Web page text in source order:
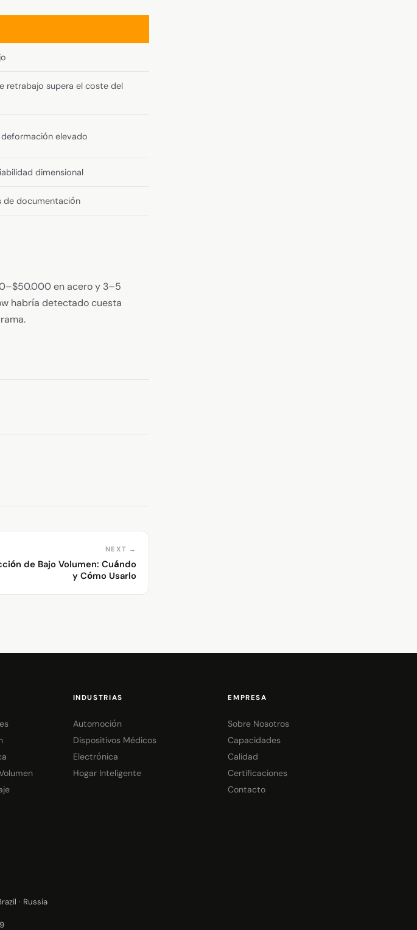
retrabajo supera el coste del
deformación elevado
dimensional
de documentación
en acero y 3–5
habría detectado cuesta
NEXT →
de Bajo Volumen: Cuándo
y Cómo Usarlo
INDUSTRIAS
Automoción
Dispositivos Médicos
Electrónica
Hogar Inteligente
EMPRESA
Sobre Nosotros
Capacidades
Calidad
Certificaciones
Contacto
· Russia